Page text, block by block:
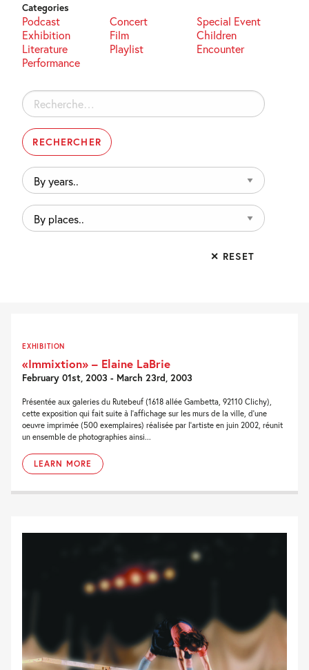
Categories
Podcast Concert
Special Event
Exhibition
Film
Children
Literature
Playlist
Encounter
Performance
Rechercher :
By
years..
By
places..
✕ RESET
EXHIBITION
«Immixtion» – Elaine LaBrie
February 01st, 2003 - March 23rd, 2003
Présentée aux galeries du Rutebeuf (1618 allée Gambetta, 92110 Clichy),
cette exposition qui fait suite à l'affichage sur les murs de la ville, d'une
oeuvre imprimée (500 exemplaires) réalisée par l'artiste en juin 2002, réunit
un ensemble de photographies ainsi...
LEARN MORE